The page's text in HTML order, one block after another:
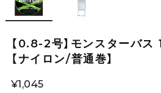
【0.8-2号】モンスターバ
【ナイロン/普通巻】
¥1,045